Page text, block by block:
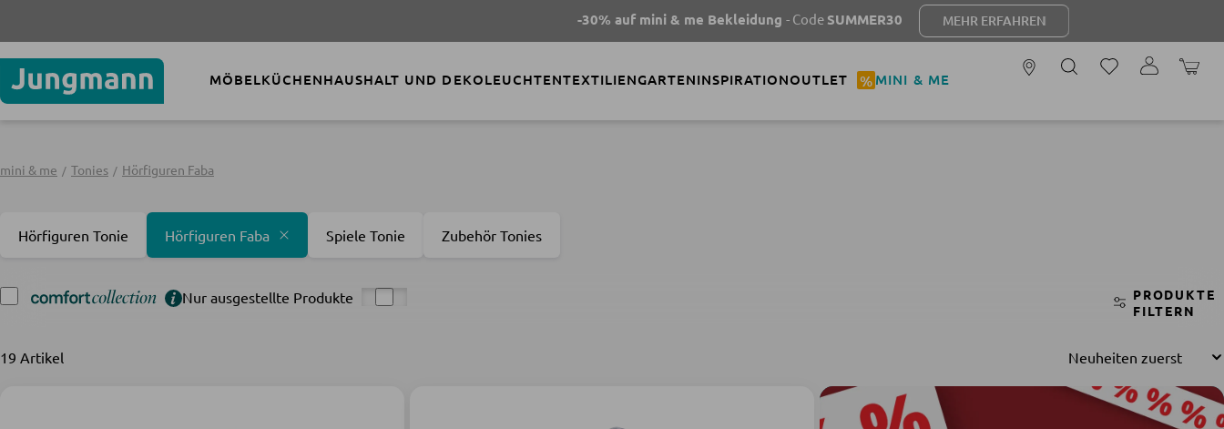
-30% auf mini & me Bekleidung- CodeSUMMER30 MEHR ERFAHREN
MÖBELKÜCHENHAUSHALT UND DEKOLEUCHTENTEXTILIENGARTENINSPIRATIONOUTLET % MINI & ME
mini & me Tonies Hörfiguren Faba
Hörfiguren Tonie Hörfiguren Faba Spiele Tonie Zubehör Tonies
PRODUKTE
FILTERN
Nur ausgestellte Produkte
19 Artikel